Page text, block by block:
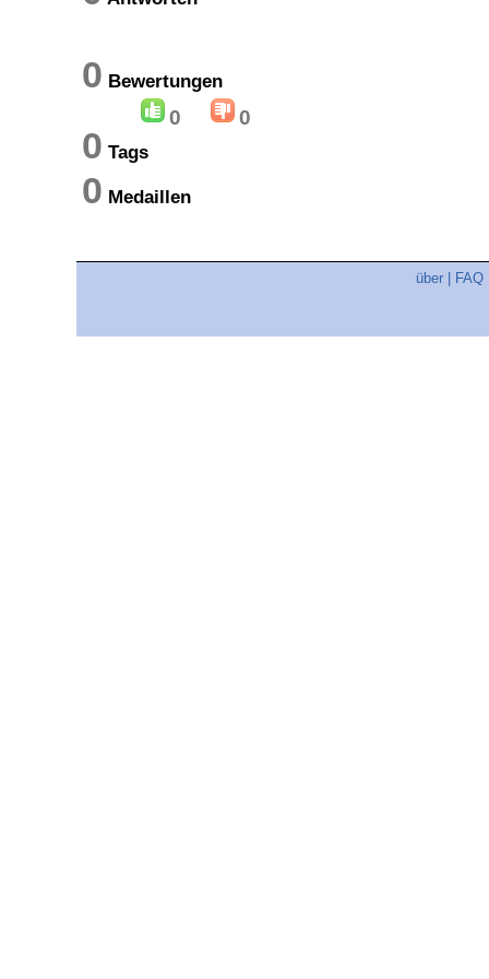
0 Bewertungen
0 0
0 Tags
0 Medaillen
über FAQ